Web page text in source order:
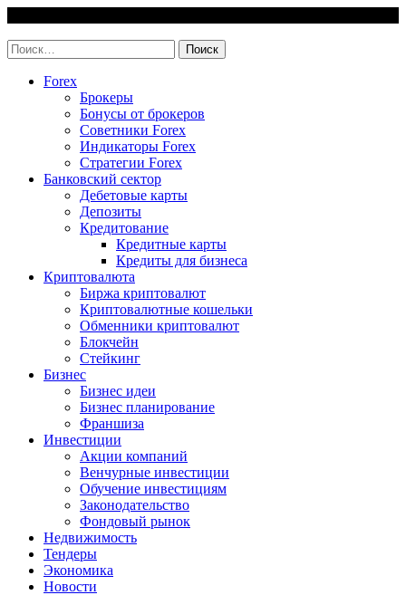
content
Найти:
Forex
Брокеры
Бонусы от брокеров
Советники Forex
Индикаторы Forex
Стратегии Forex
Банковский сектор
Дебетовые карты
Депозиты
Кредитование
Кредитные карты
Кредиты для бизнеса
Криптовалюта
Биржа криптовалют
Криптовалютные кошельки
Обменники криптовалют
Блокчейн
Стейкинг
Бизнес
Бизнес идеи
Бизнес планирование
Франшиза
Инвестиции
Акции компаний
Венчурные инвестиции
Обучение инвестициям
Законодательство
Фондовый рынок
Недвижимость
Тендеры
Экономика
Новости